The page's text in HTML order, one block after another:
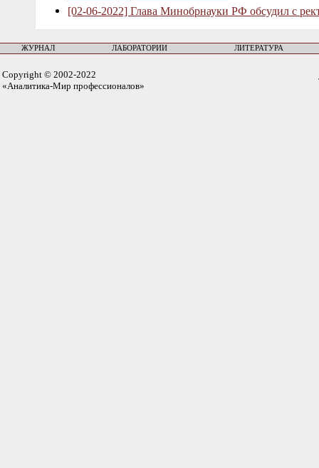
[02-06-2022] Глава Минобрнауки РФ обсудил с
ЖУРНАЛ ЛАБОРАТОРИИ ЛИТЕРАТУРА
Copyright © 2002-2022
«Аналитика-Мир профессионалов»